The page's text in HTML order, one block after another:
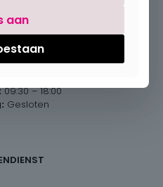
Gesloten
09:30 – 18:00
Gesloten
aan